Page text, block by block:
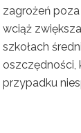
zagrożeń
wciąż
szkołach
oszczędności,
przypadku